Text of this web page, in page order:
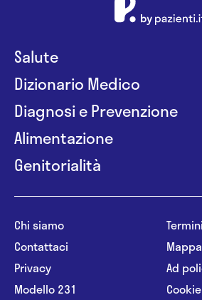
Salute
Dizionario Medico
Diagnosi e Prevenzione
Alimentazione
Genitorialità
Chi siamo
Contattaci
Privacy
Modello 231
Ad